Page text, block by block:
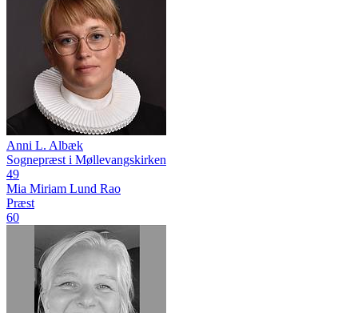
Anni L. Albæk
Sognepræst i Møllevangskirken
49
Mia Miriam Lund Rao
Præst
60